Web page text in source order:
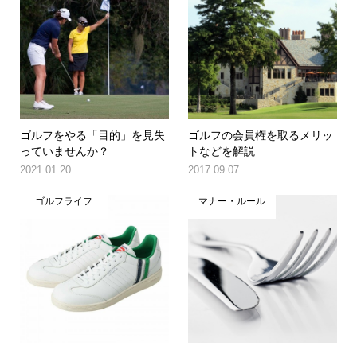
ゴルフをやる「目的」を見失
っていませんか？
2021.01.20
ゴルフの会員権を取るメリッ
トなどを解説
2017.09.07
ゴルフライフ マナー・ルール